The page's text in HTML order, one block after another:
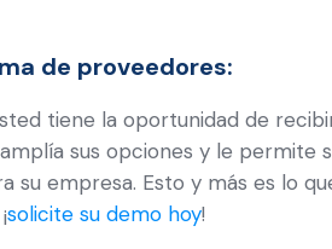
de proveedores:
tiene la oportunidad de
sus opciones y le permite
su empresa. Esto y más es lo
solicite su demo hoy!